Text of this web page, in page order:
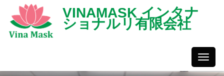
VINAMASK インタナ
ショナルリ有限会社
Toggle
Styles